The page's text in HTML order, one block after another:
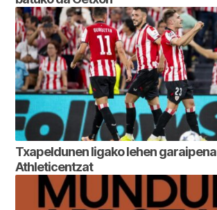
Txapeldunen ligako lehen garaipena
Athleticentzat